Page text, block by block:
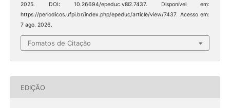
2025. DOI: 10.26694/epeduc.v8i2.7437. Disponível em:
https://periodicos.ufpi.br/index.php/epeduc/article/view/7437. Acesso em:
7 ago. 2026.
Fomatos de Citação
EDIÇÃO